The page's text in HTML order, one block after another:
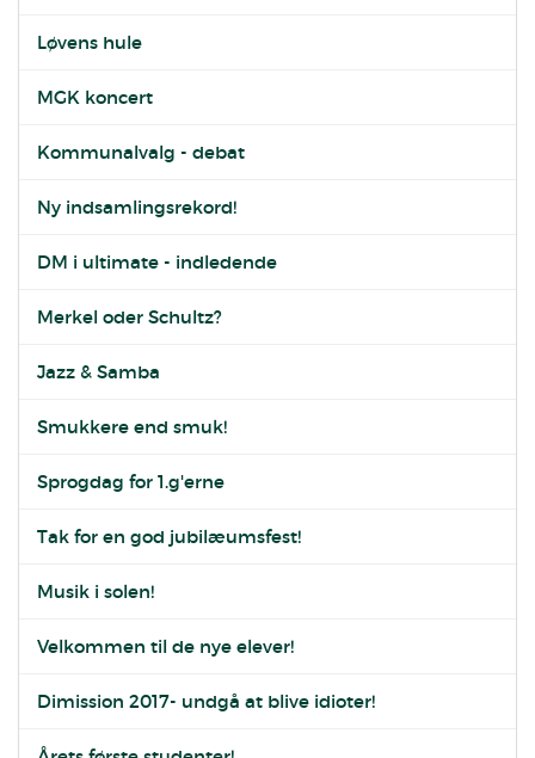
Løvens hule
MGK koncert
Kommunalvalg - debat
Ny indsamlingsrekord!
DM i ultimate - indledende
Merkel oder Schultz?
Jazz & Samba
Smukkere end smuk!
Sprogdag for 1.g'erne
Tak for en god jubilæumsfest!
Musik i solen!
Velkommen til de nye elever!
Dimission 2017- undgå at blive idioter!